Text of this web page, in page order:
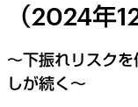
（2024年
～下振れリスク
しが続く～